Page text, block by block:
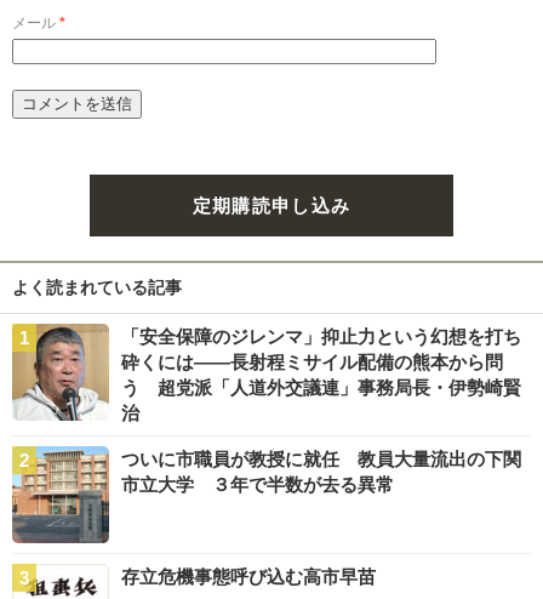
メール *
定期購読申し込み
よく読まれている記事
「安全保障のジレンマ」抑止力という幻想を打ち
砕くには――長射程ミサイル配備の熊本から問
う 超党派「人道外交議連」事務局長・伊勢崎賢
治
ついに市職員が教授に就任 教員大量流出の下関
市立大学 ３年で半数が去る異常
存立危機事態呼び込む高市早苗